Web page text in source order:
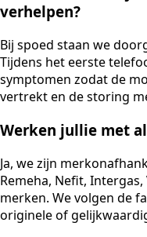
verhelpen?
Bij spoed staan we
Tijdens het eerste
symptomen zodat de
vertrekt en de storing
Werken jullie met
Ja, we zijn
Remeha, Nefit,
merken. We volgen de
originele of